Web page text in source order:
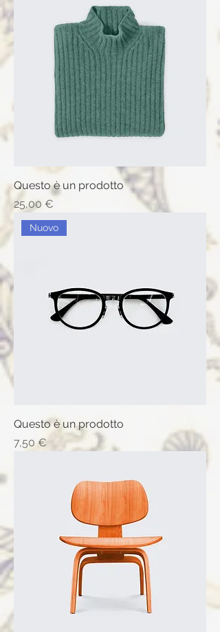
Questo è un prodotto
Prix
25,00 €
Nuovo
Questo è un prodotto
Prix
7,50 €